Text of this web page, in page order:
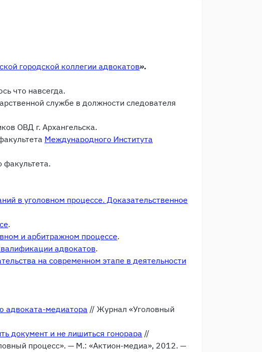
городской коллегии адвокатов».
что навсегда.
службе в должности следователя
ОВД г. Архангельска.
Международного Института
факультета.
в уголовном процессе. Доказательственное
.
и арбитражном процессе.
адвокатов.
на современном этапе в деятельности
адвоката-медиатора // Журнал «Уголовный
документ и не лишиться гонорара //
процесс». — М.: «Актион-медиа», 2012. —